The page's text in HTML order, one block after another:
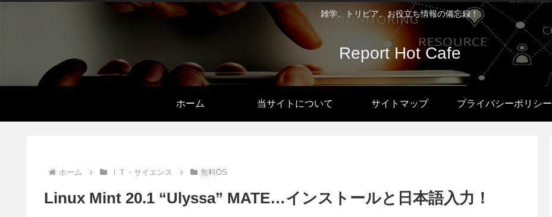
雑学、トリビア、お役立ち情報の備忘録！
Report Hot Cafe
ホーム 当サイトについて サイトマップ プライバシーポリシー
ホーム ＩＴ・サイエンス 無料OS
Linux Mint 20.1 “Ulyssa” MATE…インストールと日本語入力！